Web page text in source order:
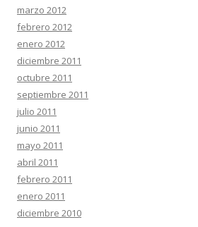
marzo 2012
febrero 2012
enero 2012
diciembre 2011
octubre 2011
septiembre 2011
julio 2011
junio 2011
mayo 2011
abril 2011
febrero 2011
enero 2011
diciembre 2010